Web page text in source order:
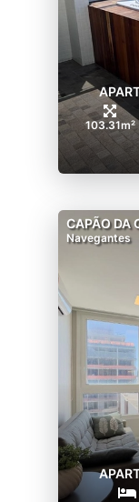
103.31m²
CAPÃO DA
Navegantes